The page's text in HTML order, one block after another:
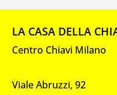
LA CASA DELLA
Centro Chiavi Milano
Viale Abruzzi, 92